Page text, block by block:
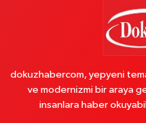
dokuzhabercom, yepyeni
ve modernizmi bir araya
insanlara haber